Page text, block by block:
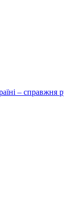
– справжня